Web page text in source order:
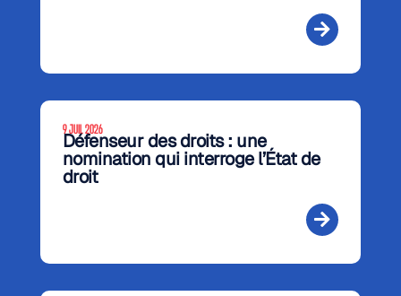
9 JUIL 2026
Défenseur des droits : une
nomination qui interroge l’État de
droit